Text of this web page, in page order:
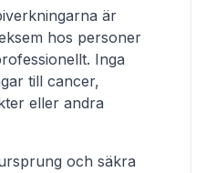
är
hos personer
Inga
till cancer,
eller andra
och säkra